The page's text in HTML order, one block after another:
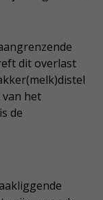
dit overlast
het
de